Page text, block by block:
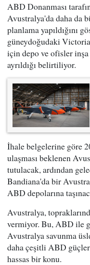
ABD Donanması
Avustralya'da daha da
planlama yapıldığını
güneydoğudaki
için depo ve ofisler
ayrıldığı belirtiliyor.
İhale belgelerine göre
ulaşması beklenen
tutulacak, ardından
Bandiana'da bir
ABD depolarına
Avustralya,
vermiyor. Bu, ABD ile
Avustralya savunma
daha çeşitli ABD
hassas bir konu.